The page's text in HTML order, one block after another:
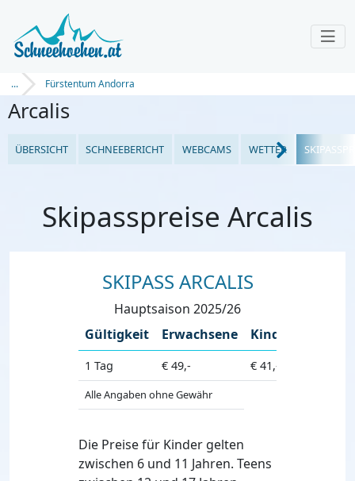
... Fürstentum Andorra
Arcalis
ÜBERSICHT SCHNEEBERICHT WEBCAMS WETTER
Skipasspreise Arcalis
SKIPASS ARCALIS
Hauptsaison 2025/26
Gültigkeit
Erwachsene Kinder
1 Tag € 49,- € 41,-
Alle Angaben ohne Gewähr
Die Preise für Kinder gelten
zwischen 6 und 11 Jahren. Teens